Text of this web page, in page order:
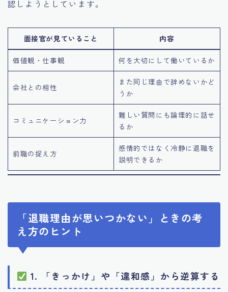
認しようとしています。
面接官が見ていること 内容
価値観・仕事観 何を大切にして働いているか
会社との相性
また同じ理由で辞めないかど
うか
コミュニケーション力
難しい質問にも論理的に話せ
るか
前職の捉え方
感情的ではなく冷静に退職を
説明できるか
「退職理由が思いつかない」ときの考
え方のヒント
1. 「きっかけ」や「違和感」から逆算する